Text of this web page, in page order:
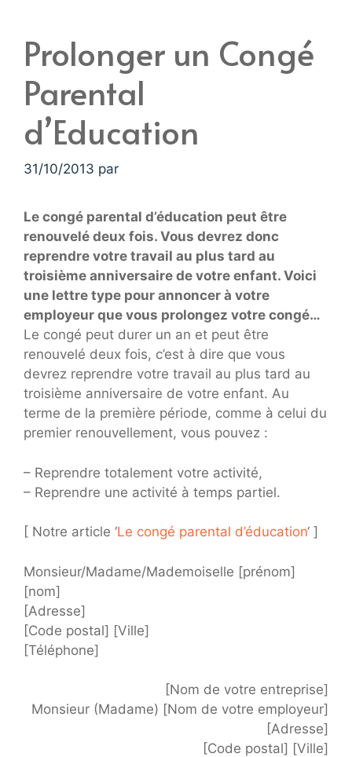
Prolonger un Congé
Parental
d’Education
31/10/2013 par
Le congé parental d’éducation peut être
renouvelé deux fois. Vous devrez donc
reprendre votre travail au plus tard au
troisième anniversaire de votre enfant. Voici
une lettre type pour annoncer à votre
employeur que vous prolongez votre congé…
Le congé peut durer un an et peut être
renouvelé deux fois, c’est à dire que vous
devrez reprendre votre travail au plus tard au
troisième anniversaire de votre enfant. Au
terme de la première période, comme à celui du
premier renouvellement, vous pouvez :
– Reprendre totalement votre activité,
– Reprendre une activité à temps partiel.
[ Notre article ‘Le congé parental d’éducation‘ ]
Monsieur/Madame/Mademoiselle [prénom]
[nom]
[Adresse]
[Code postal] [Ville]
[Téléphone]
[Nom de votre entreprise]
Monsieur (Madame) [Nom de votre employeur]
[Adresse]
[Code postal] [Ville]